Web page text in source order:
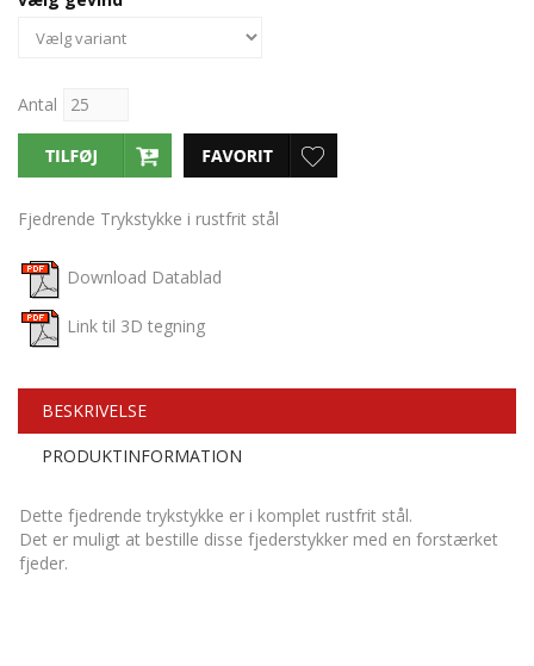
Antal
Fjedrende Trykstykke i rustfrit stål
Download Datablad
Link til 3D tegning
BESKRIVELSE
PRODUKTINFORMATION
Dette fjedrende trykstykke er i komplet rustfrit stål.
Det er muligt at bestille disse fjederstykker med en forstærket
fjeder.